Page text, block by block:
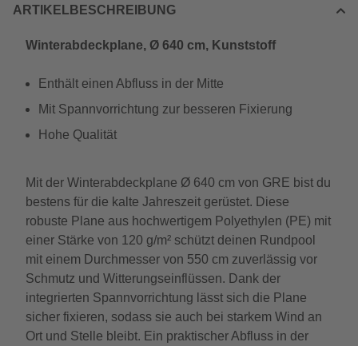
ARTIKELBESCHREIBUNG
Winterabdeckplane, Ø 640 cm, Kunststoff
Enthält einen Abfluss in der Mitte
Mit Spannvorrichtung zur besseren Fixierung
Hohe Qualität
Mit der Winterabdeckplane Ø 640 cm von GRE bist du
bestens für die kalte Jahreszeit gerüstet. Diese
robuste Plane aus hochwertigem Polyethylen (PE) mit
einer Stärke von 120 g/m² schützt deinen Rundpool
mit einem Durchmesser von 550 cm zuverlässig vor
Schmutz und Witterungseinflüssen. Dank der
integrierten Spannvorrichtung lässt sich die Plane
sicher fixieren, sodass sie auch bei starkem Wind an
Ort und Stelle bleibt. Ein praktischer Abfluss in der